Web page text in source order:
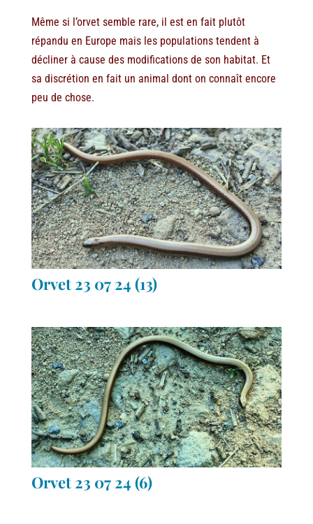
Même si l’orvet semble rare, il est en fait plutôt
répandu en Europe mais les populations tendent à
décliner à cause des modifications de son habitat. Et
sa discrétion en fait un animal dont on connaît encore
peu de chose.
Orvet 23 07 24 (13)
Orvet 23 07 24 (6)